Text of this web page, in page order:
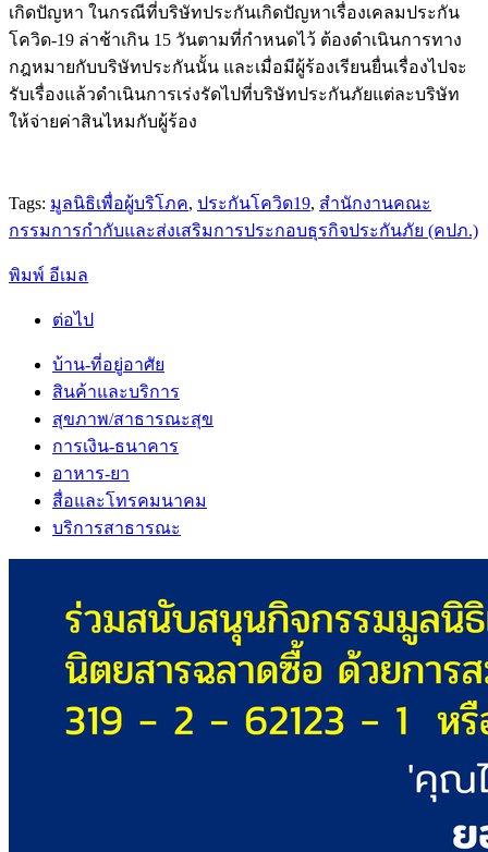
เกิดปัญหา ในกรณีที่บริษัทประกันเกิดปัญหาเรื่องเคลมประกัน
โควิด-19 ล่าช้าเกิน 15 วันตามที่กำหนดไว้ ต้องดำเนินการทาง
กฎหมายกับบริษัทประกันนั้น และเมื่อมีผู้ร้องเรียนยื่นเรื่องไปจะ
รับเรื่องแล้วดำเนินการเร่งรัดไปที่บริษัทประกันภัยแต่ละบริษัท
ให้จ่ายค่าสินไหมกับผู้ร้อง
Tags: มูลนิธิเพื่อผู้บริโภค, ประกันโควิด19, สำนักงานคณะ
กรรมการกำกับและส่งเสริมการประกอบธุรกิจประกันภัย (คปภ.)
พิมพ์ อีเมล
ต่อไป
บ้าน-ที่อยู่อาศัย
สินค้าและบริการ
สุขภาพ/สาธารณะสุข
การเงิน-ธนาคาร
อาหาร-ยา
สื่อและโทรคมนาคม
บริการสาธารณะ